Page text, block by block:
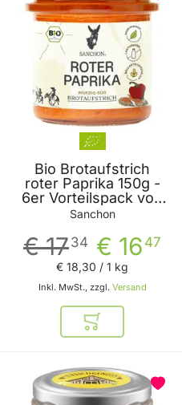
Bio Brotaufstrich
roter Paprika 150g -
6er Vorteilspack von
Sanchon
Sanchon
€ 16 47
€ 1734
Inkl. MwSt., zzgl. Versand
€ 18,30 / 1 kg
In den